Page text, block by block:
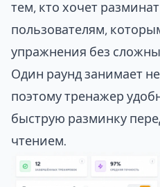
тем, кто хочет
пользователям,
упражнения без
Один раунд занимает
поэтому тренажер
быструю разминку
чтением.